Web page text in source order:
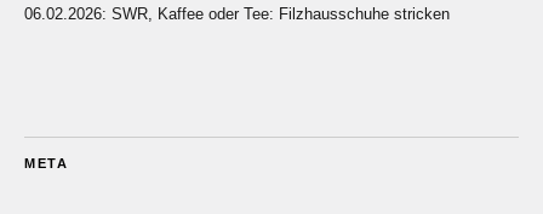
06.02.2026: SWR, Kaffee oder Tee: Filzhausschuhe stricken
META